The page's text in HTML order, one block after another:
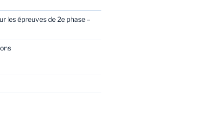
les épreuves de 2e phase –